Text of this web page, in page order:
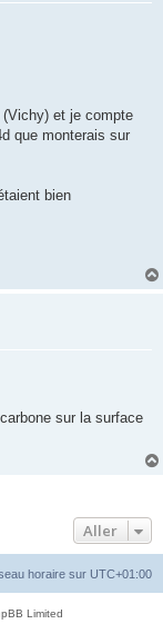
et je compte
que monterais sur
bien
sur la surface
Aller
horaire sur UTC+01:00
Limited